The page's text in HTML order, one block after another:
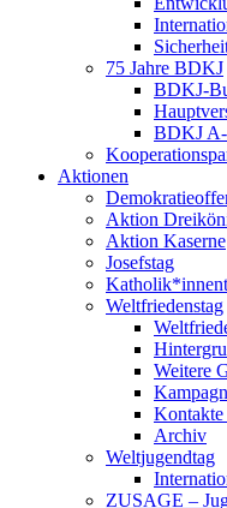
75 Jahre BDKJ
BDKJ-
BDKJ A-
Aktionen
Aktion
Aktion Kaserne
Josefstag
Weltfriedenstag
Weitere
Kontakte
Archiv
Weltjugendtag
ZUSAGE –